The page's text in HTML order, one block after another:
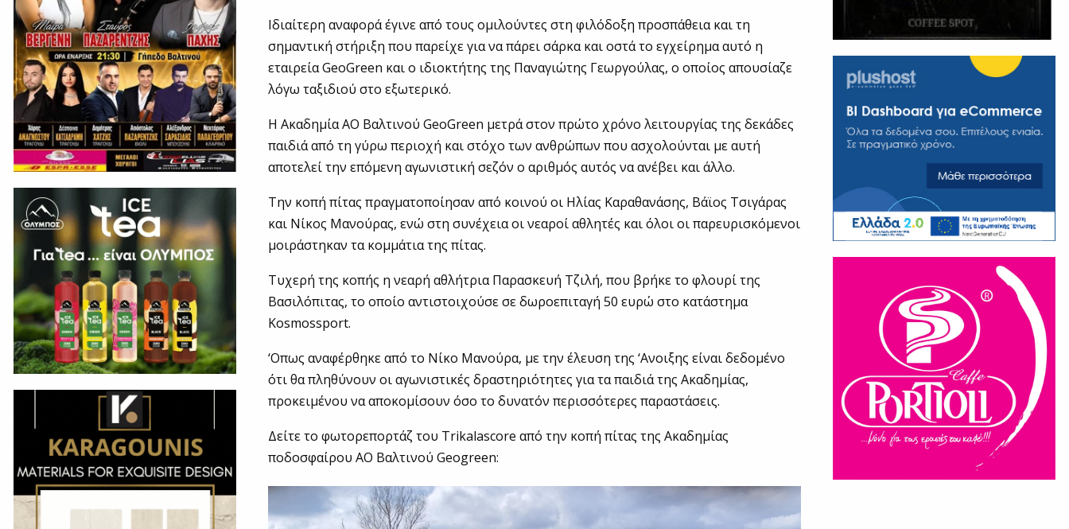
Ιδιαίτερη αναφορά έγινε από τους ομιλούντες στη φιλόδοξη προσπάθεια και τη
σημαντική στήριξη που παρείχε για να πάρει σάρκα και οστά το εγχείρημα αυτό η
εταιρεία GeoGreen και ο ιδιοκτήτης της Παναγιώτης Γεωργούλας, ο οποίος απουσίαζε
λόγω ταξιδιού στο εξωτερικό.
Η Ακαδημία ΑΟ Βαλτινού GeoGreen μετρά στον πρώτο χρόνο λειτουργίας της δεκάδες
παιδιά από τη γύρω περιοχή και στόχο των ανθρώπων που ασχολούνται με αυτή
αποτελεί την επόμενη αγωνιστική σεζόν ο αριθμός αυτός να ανέβει και άλλο.
Την κοπή πίτας πραγματοποίησαν από κοινού οι Ηλίας Καραθανάσης, Βάϊος Τσιγάρας
και Νίκος Μανούρας, ενώ στη συνέχεια οι νεαροί αθλητές και όλοι οι παρευρισκόμενοι
μοιράστηκαν τα κομμάτια της πίτας.
Τυχερή της κοπής η νεαρή αθλήτρια Παρασκευή Τζιλή, που βρήκε το φλουρί της
Βασιλόπιτας, το οποίο αντιστοιχούσε σε δωροεπιταγή 50 ευρώ στο κατάστημα
Kosmossport.
‘Οπως αναφέρθηκε από το Νίκο Μανούρα, με την έλευση της ‘Ανοιξης είναι δεδομένο
ότι θα πληθύνουν οι αγωνιστικές δραστηριότητες για τα παιδιά της Ακαδημίας,
προκειμένου να αποκομίσουν όσο το δυνατόν περισσότερες παραστάσεις.
Δείτε το φωτορεπορτάζ του Trikalascore από την κοπή πίτας της Ακαδημίας
ποδοσφαίρου ΑΟ Βαλτινού Geogreen: